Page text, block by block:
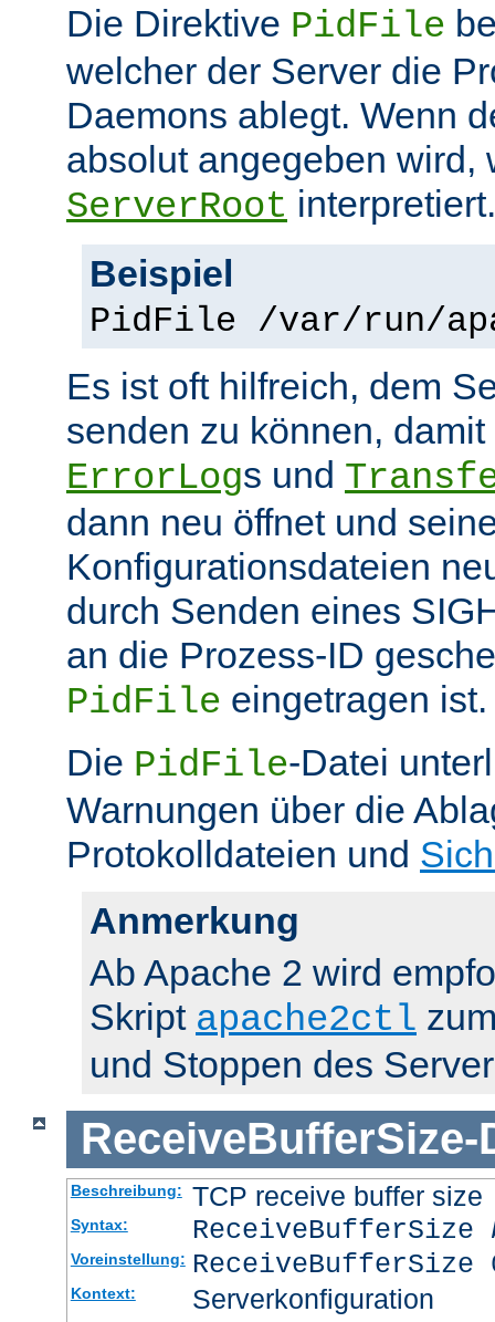
Die Direktive PidFile
welcher der Server die
Daemons ablegt. Wenn
absolut angegeben wird,
ServerRoot interpretiert.
Beispiel
PidFile /var/run/
Es ist oft hilfreich, dem
senden zu können,
ErrorLogs und
dann neu öffnet und
Konfigurationsdateien
durch Senden eines
an die Prozess-ID
PidFile eingetragen ist.
Die PidFile-Datei
Warnungen über die
Protokolldateien und
Anmerkung
Ab Apache 2 wird
Skript apache2ctl
und Stoppen des
ReceiveBufferSize-
Beschreibung: TCP receive buffer size
Syntax: ReceiveBufferSize
Voreinstellung: ReceiveBufferSize
Kontext: Serverkonfiguration